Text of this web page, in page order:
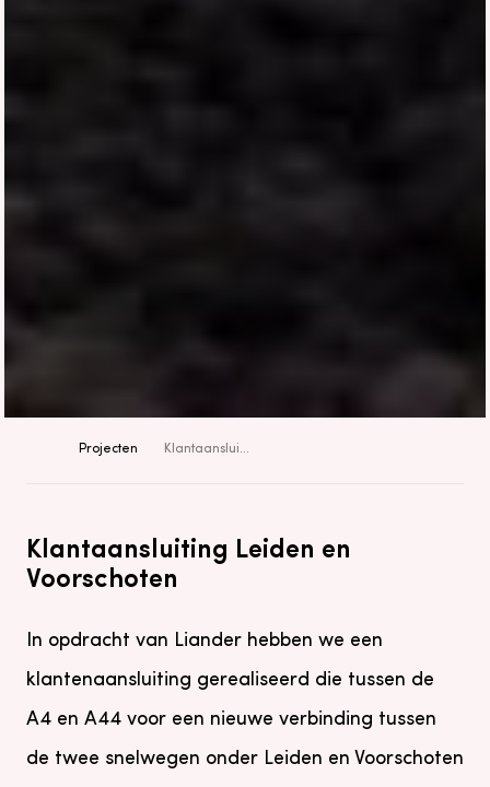
Projecten Klantaansluiting Leiden en Voorschoten
Klantaansluiting Leiden en
Voorschoten
In opdracht van Liander hebben we een
klantenaansluiting gerealiseerd die tussen de
A4 en A44 voor een nieuwe verbinding tussen
de twee snelwegen onder Leiden en Voorschoten